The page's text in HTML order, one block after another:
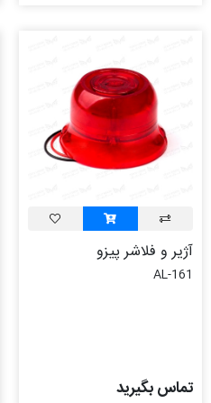
آژیر و فلاشر پیزو
AL-161
تماس بگیرید